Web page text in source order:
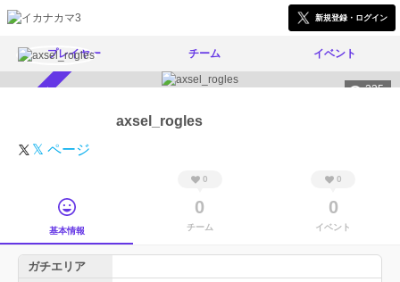
新規登録・ログイン
プレイヤー チーム イベント
235
axsel_rogles
𝕏 ページ
基本情報
0
0
チーム
0
0
イベント
ガチエリア